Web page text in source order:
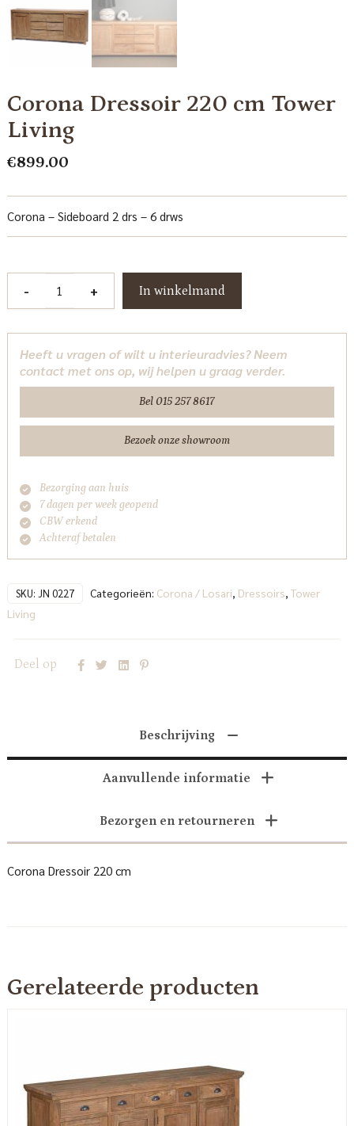
Corona Dressoir 220 cm Tower
Living
€899.00
Corona – Sideboard 2 drs – 6 drws
-
cm
Tower
Living
+ In winkelmand
Heeft u vragen of wilt u interieuradvies? Neem
contact met ons op, wij helpen u graag verder.
Bel 015 257 8617
Bezoek onze showroom
Bezorging aan huis
7 dagen per week geopend
CBW erkend
Achteraf betalen
SKU: JN 0227 Categorieën: Corona / Losari Dressoirs Tower
Living
Deel op
Beschrijving
Aanvullende informatie
Bezorgen en retourneren
Corona Dressoir 220 cm
Gerelateerde producten